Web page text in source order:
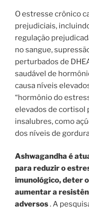
O estresse crônico
prejudiciais,
regulação
no sangue,
perturbados de
saudável de
causa níveis
“hormônio do
elevados de cortisol
insalubres, como
dos níveis de
Ashwagandha é
para reduzir o
imunológico, deter
aumentar a
adversos. A